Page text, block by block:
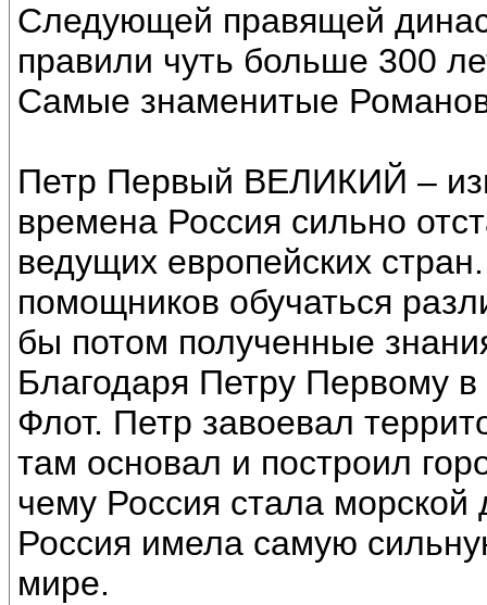
Следующей правящей
правили чуть больше 300
Самые знаменитые
Петр Первый ВЕЛИКИЙ –
времена Россия сильно
ведущих европейских
помощников обучаться
бы потом полученные
Благодаря Петру Первому
Флот. Петр завоевал
там основал и построил
чему Россия стала
Россия имела самую
мире.